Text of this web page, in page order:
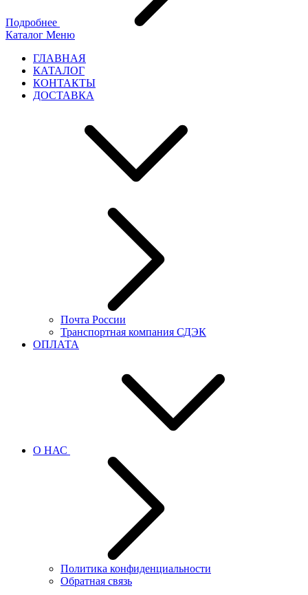
Подробнее
Каталог Меню
ГЛАВНАЯ
КАТАЛОГ
КОНТАКТЫ
ДОСТАВКА
Почта России
Транспортная компания СДЭК
ОПЛАТА
О НАС
Политика конфиденциальности
Обратная связь